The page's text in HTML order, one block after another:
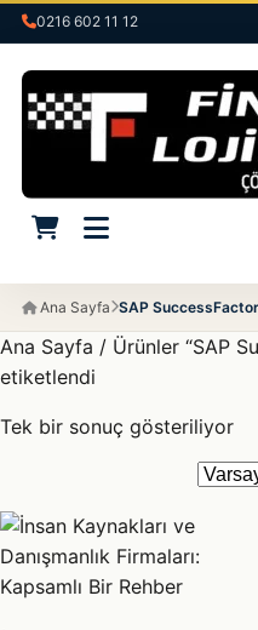
0216 602 11 12
Ana Sayfa SAP
Ana Sayfa / Ürünler “SAP
etiketlendi
Tek bir sonuç gösteriliyor